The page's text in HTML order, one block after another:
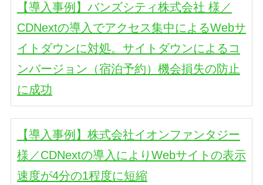
【導入事例】バンズシティ株式会社 様／
CDNextの導入でアクセス集中によるWebサ
イトダウンに対処。サイトダウンによるコ
ンバージョン（宿泊予約）機会損失の防止
に成功
【導入事例】株式会社イオンファンタジー
様／CDNextの導入によりWebサイトの表示
速度が4分の1程度に短縮